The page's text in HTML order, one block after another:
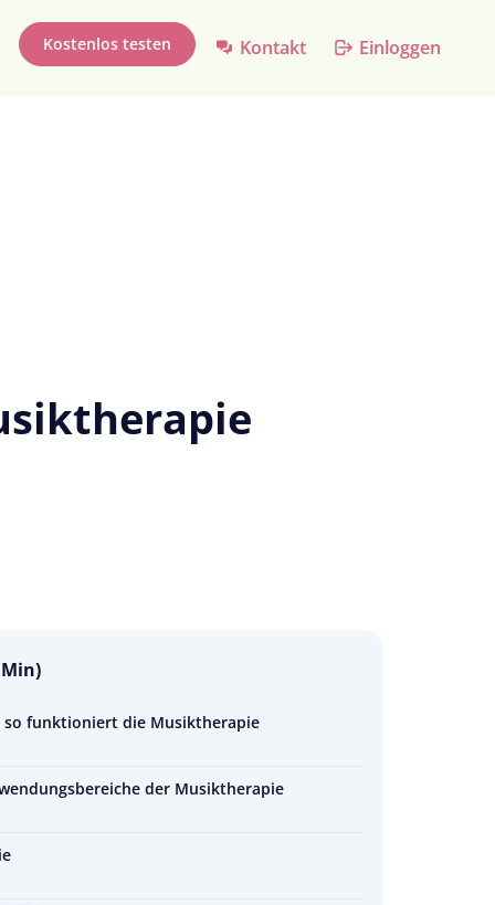
Kostenlos testen Kontakt Einloggen
so funktioniert die Musiktherapie
der Musiktherapie